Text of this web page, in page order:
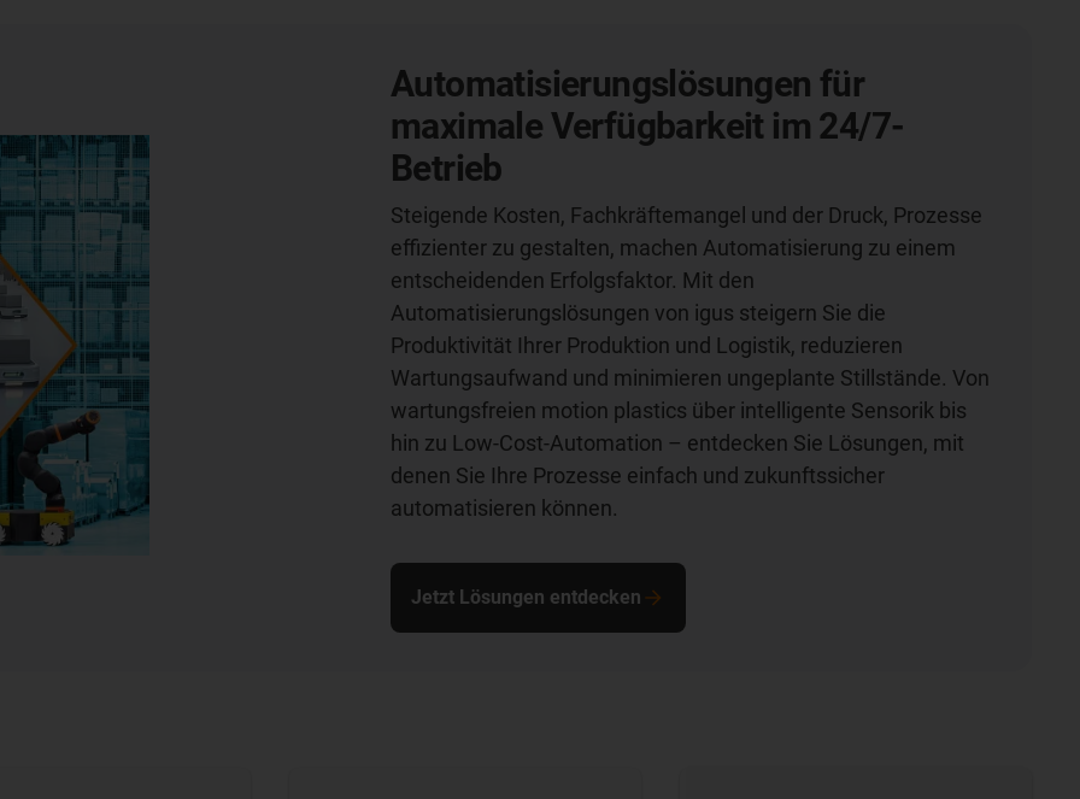
Automatisierungslösungen für
maximale Verfügbarkeit im 24/7-
Betrieb
Steigende Kosten, Fachkräftemangel und der Druck, Prozesse
effizienter zu gestalten, machen Automatisierung zu einem
entscheidenden Erfolgsfaktor. Mit den
Automatisierungslösungen von igus steigern Sie die
Produktivität Ihrer Produktion und Logistik, reduzieren
Wartungsaufwand und minimieren ungeplante Stillstände. Von
wartungsfreien motion plastics über intelligente Sensorik bis
hin zu Low-Cost-Automation – entdecken Sie Lösungen, mit
denen Sie Ihre Prozesse einfach und zukunftssicher
automatisieren können.
Jetzt Lösungen entdecken